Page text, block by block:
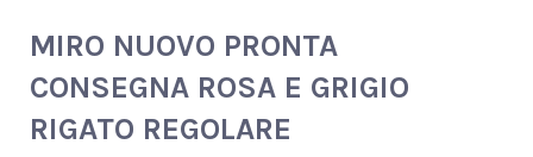
MIRO NUOVO PRONTA
CONSEGNA ROSA E GRIGIO
RIGATO REGOLARE